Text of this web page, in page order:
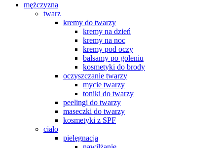
mężczyzna
twarz
kremy do twarzy
kremy na dzień
kremy na noc
kremy pod oczy
balsamy po goleniu
kosmetyki do brody
oczyszczanie twarzy
mycie twarzy
toniki do twarzy
peelingi do twarzy
maseczki do twarzy
kosmetyki z SPF
ciało
pielęgnacja